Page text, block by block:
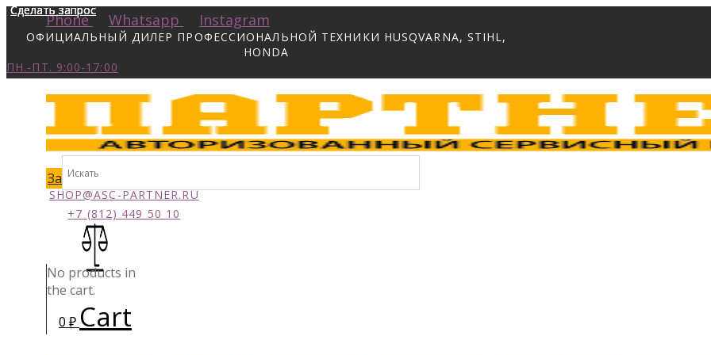
Phone Whatsapp Instagram
ОФИЦИАЛЬНЫЙ ДИЛЕР ПРОФЕССИОНАЛЬНОЙ ТЕХНИКИ HUSQVARNA, STIHL,
HONDA
ПН.-ПТ. 9:00-17:00
Заказать звонок
SHOP@ASC-PARTNER.RU
+7 (812) 449 50 10
No products in
the cart.
0 ₽ Cart
Сделать запрос
Сделать запрос
Сделать запрос
Сделать запрос